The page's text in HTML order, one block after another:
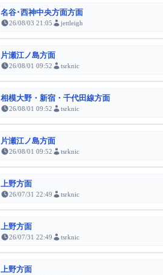
名谷･西神中央方面方面
26/08/03 21:05 jettleigh
片瀬江ノ島方面
26/08/01 09:52 tsrknic
相模大野・新宿・千代田線方面
26/08/01 09:52 tsrknic
片瀬江ノ島方面
26/08/01 09:52 tsrknic
上野方面
26/07/31 22:49 tsrknic
上野方面
26/07/31 22:49 tsrknic
上野方面